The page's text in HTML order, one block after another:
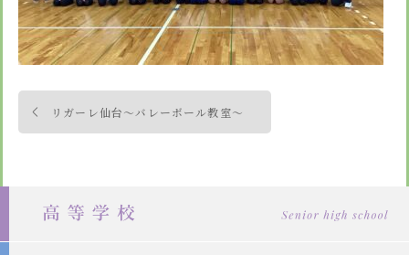
投
稿
リガーレ仙台～バレーボール教室～